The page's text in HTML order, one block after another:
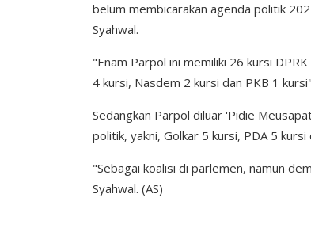
belum membicarakan agenda politik
Syahwal.
"Enam Parpol ini memiliki 26 kursi
4 kursi, Nasdem 2 kursi dan PKB 1
Sedangkan Parpol diluar 'Pidie
politik, yakni, Golkar 5 kursi, PDA 5
"Sebagai koalisi di parlemen, namun
Syahwal. (AS)